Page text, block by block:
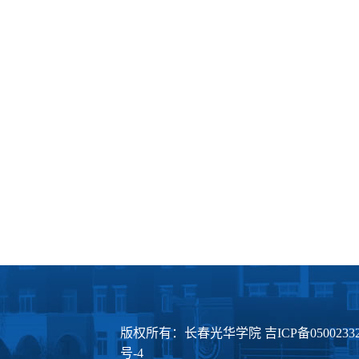
版权所有：长春光华学院 吉ICP备
号-4